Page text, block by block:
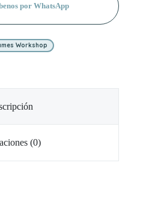
por WhatsApp
Workshop
(0)